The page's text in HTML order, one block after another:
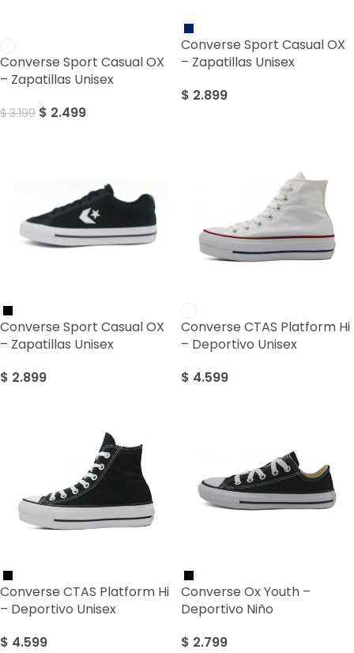
Converse Sport Casual OX
– Zapatillas Unisex
$3.199 $ 2.499
Converse Sport Casual OX
– Zapatillas Unisex
$ 2.899
Converse Sport Casual OX
– Zapatillas Unisex
$ 2.899
Converse CTAS Platform Hi
– Deportivo Unisex
$ 4.599
Converse CTAS Platform Hi
– Deportivo Unisex
$ 4.599
Converse Ox Youth –
Deportivo Niño
$ 2.799